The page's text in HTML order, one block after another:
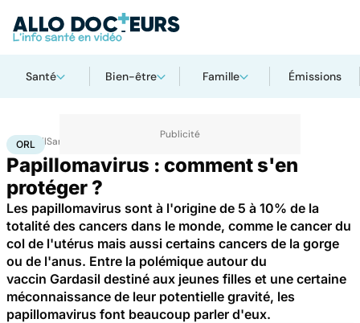
Santé Bien-être Famille Émissions
AccueilSanté
ORL
Papillomavirus : comment s'en
protéger ?
Les papillomavirus sont à l'origine de 5 à 10% de la
totalité des cancers dans le monde, comme le cancer du
col de l'utérus mais aussi certains cancers de la gorge
ou de l'anus. Entre la polémique autour du
vaccin Gardasil destiné aux jeunes filles et une certaine
méconnaissance de leur potentielle gravité, les
papillomavirus font beaucoup parler d'eux.